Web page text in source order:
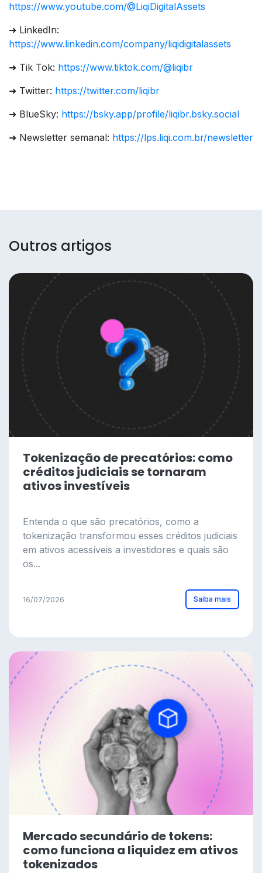
https://www.youtube.com/@LiqiDigitalAssets
➜ LinkedIn:
https://www.linkedin.com/company/liqidigitalassets
➜ Tik Tok: https://www.tiktok.com/@liqibr
➜ Twitter: https://twitter.com/liqibr
➜ BlueSky: https://bsky.app/profile/liqibr.bsky.social
➜ Newsletter semanal: https://lps.liqi.com.br/newsletter
Outros artigos
Tokenização de precatórios: como
créditos judiciais se tornaram
ativos investíveis
Entenda o que são precatórios, como a
tokenização transformou esses créditos judiciais
em ativos acessíveis a investidores e quais são
os...
16/07/2026 Saiba mais
Mercado secundário de tokens:
como funciona a liquidez em ativos
tokenizados